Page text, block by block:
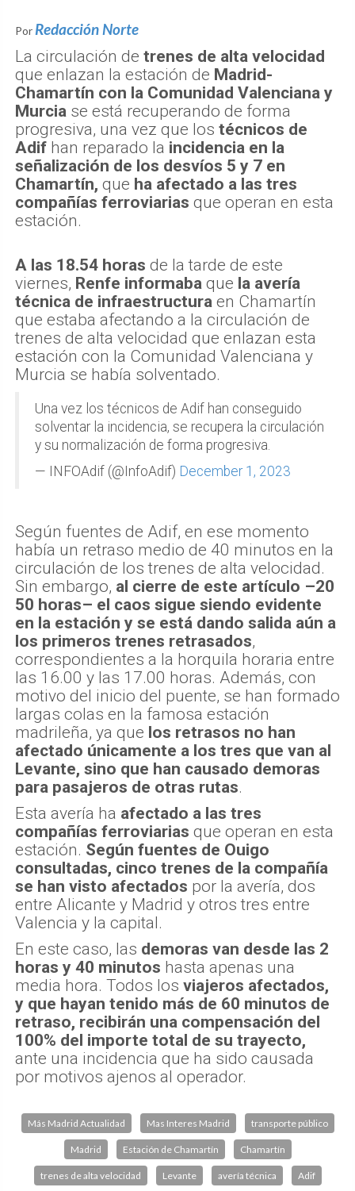
Por Redacción Norte
La circulación de trenes de alta velocidad
que enlazan la estación de Madrid-
Chamartín con la Comunidad Valenciana y
Murcia se está recuperando de forma
progresiva, una vez que los técnicos de
Adif han reparado la incidencia en la
señalización de los desvíos 5 y 7 en
Chamartín, que ha afectado a las tres
compañías ferroviarias que operan en esta
estación.
A las 18.54 horas de la tarde de este
viernes, Renfe informaba que la avería
técnica de infraestructura en Chamartín
que estaba afectando a la circulación de
trenes de alta velocidad que enlazan esta
estación con la Comunidad Valenciana y
Murcia se había solventado.
Una vez los técnicos de Adif han conseguido
solventar la incidencia, se recupera la circulación
y su normalización de forma progresiva.
— INFOAdif (@InfoAdif) December 1, 2023
Según fuentes de Adif, en ese momento
había un retraso medio de 40 minutos en la
circulación de los trenes de alta velocidad.
Sin embargo, al cierre de este artículo –20
50 horas– el caos sigue siendo evidente
en la estación y se está dando salida aún a
los primeros trenes retrasados,
correspondientes a la horquila horaria entre
las 16.00 y las 17.00 horas. Además, con
motivo del inicio del puente, se han formado
largas colas en la famosa estación
madrileña, ya que los retrasos no han
afectado únicamente a los tres que van al
Levante, sino que han causado demoras
para pasajeros de otras rutas.
Esta avería ha afectado a las tres
compañías ferroviarias que operan en esta
estación. Según fuentes de Ouigo
consultadas, cinco trenes de la compañía
se han visto afectados por la avería, dos
entre Alicante y Madrid y otros tres entre
Valencia y la capital.
En este caso, las demoras van desde las 2
horas y 40 minutos hasta apenas una
media hora. Todos los viajeros afectados,
y que hayan tenido más de 60 minutos de
retraso, recibirán una compensación del
100% del importe total de su trayecto,
ante una incidencia que ha sido causada
por motivos ajenos al operador.
Más Madrid Actualidad Mas Interes Madrid transporte público
Madrid Estación de Chamartín Chamartín
trenes de alta velocidad Levante avería técnica Adif